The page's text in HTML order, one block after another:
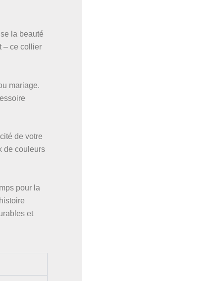
la beauté
– ce collier
mariage.
de votre
de couleurs
pour la
et